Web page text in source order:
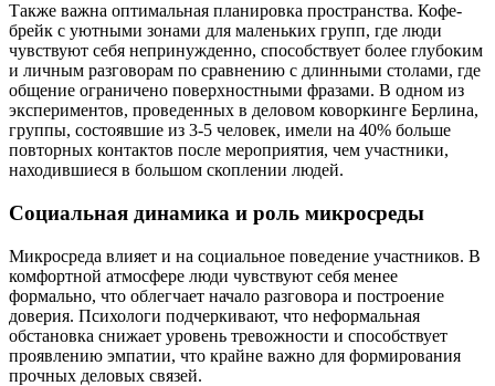
Также важна оптимальная планировка пространства. Кофе-
брейк с уютными зонами для маленьких групп, где люди
чувствуют себя непринужденно, способствует более глубоким
и личным разговорам по сравнению с длинными столами, где
общение ограничено поверхностными фразами. В одном из
экспериментов, проведенных в деловом коворкинге Берлина,
группы, состоявшие из 3-5 человек, имели на 40% больше
повторных контактов после мероприятия, чем участники,
находившиеся в большом скоплении людей.
Социальная динамика и роль микросреды
Микросреда влияет и на социальное поведение участников. В
комфортной атмосфере люди чувствуют себя менее
формально, что облегчает начало разговора и построение
доверия. Психологи подчеркивают, что неформальная
обстановка снижает уровень тревожности и способствует
проявлению эмпатии, что крайне важно для формирования
прочных деловых связей.